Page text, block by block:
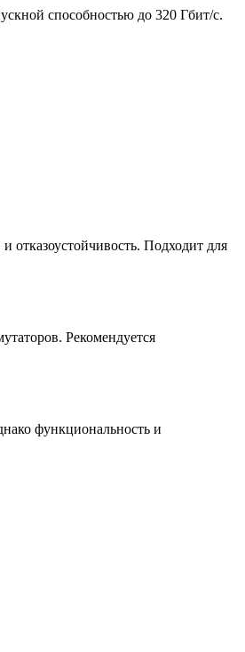
способностью до 320 Гбит/с.
отказоустойчивость. Подходит для
Рекомендуется
функциональность и